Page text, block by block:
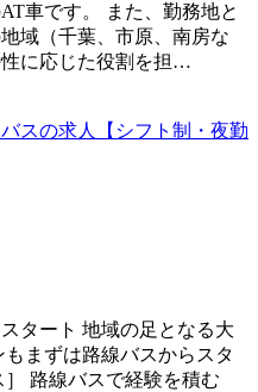
車です。 また、勤務地と
域（千葉、市原、南房な
に応じた役割を担…
スの求人【シフト制・夜勤
タート 地域の足となる大
まずは路線バスからスタ
路線バスで経験を積む